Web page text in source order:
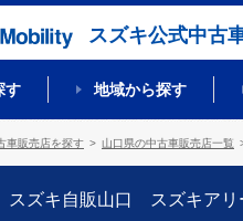
スズキ公式中古
す 地域から探す
車販売店を探す 山口県の中古車販売店一覧
スズキ自販山口 スズキア